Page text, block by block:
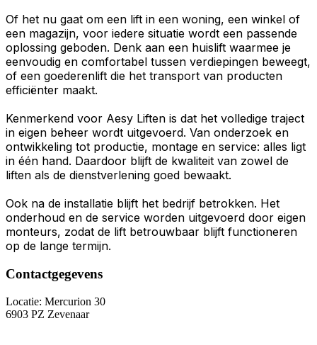
Of het nu gaat om een lift in een woning, een winkel of
een magazijn, voor iedere situatie wordt een passende
oplossing geboden. Denk aan een huislift waarmee je
eenvoudig en comfortabel tussen verdiepingen beweegt,
of een goederenlift die het transport van producten
efficiënter maakt.
Kenmerkend voor Aesy Liften is dat het volledige traject
in eigen beheer wordt uitgevoerd. Van onderzoek en
ontwikkeling tot productie, montage en service: alles ligt
in één hand. Daardoor blijft de kwaliteit van zowel de
liften als de dienstverlening goed bewaakt.
Ook na de installatie blijft het bedrijf betrokken. Het
onderhoud en de service worden uitgevoerd door eigen
monteurs, zodat de lift betrouwbaar blijft functioneren
op de lange termijn.
Contactgegevens
Locatie: Mercurion 30
6903 PZ Zevenaar